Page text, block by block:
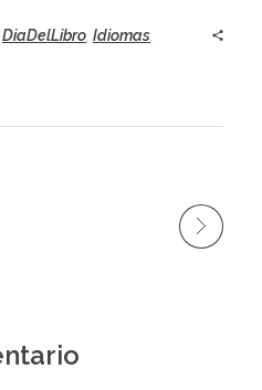
DiaDelLibro, Idiomas,